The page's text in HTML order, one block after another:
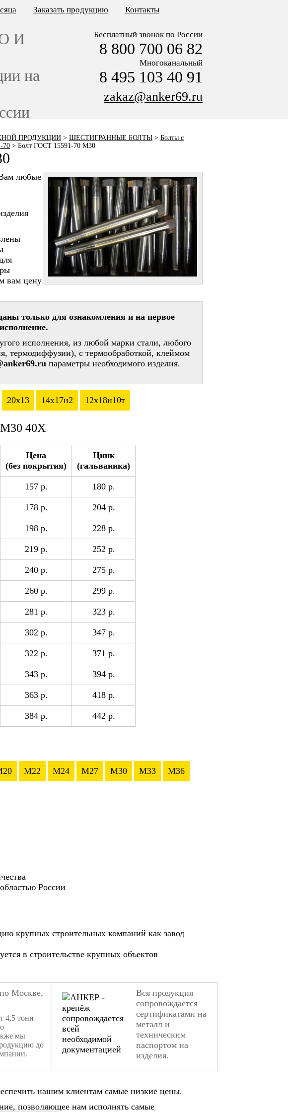
ПРОДУКЦИИ > ШЕСТИГРАННЫЕ БОЛТЫ > Болты с
70 > Болт ГОСТ 15591-70 M30
любые
вам цену
только для ознакомления и на первое
исполнение.
исполнения, из любой марки стали, любого
термодиффузии), с термообработкой, клеймом
параметры необходимого изделия.
20х13 14х17н2 12х18н10т
40Х
Цена
(без покрытия)
Цинк
(гальваника)
157 р. 180 р.
178 р. 204 р.
198 р. 228 р.
219 р. 252 р.
240 р. 275 р.
260 р. 299 р.
281 р. 323 р.
302 р. 347 р.
322 р. 371 р.
343 р. 394 р.
363 р. 418 р.
384 р. 442 р.
M22 M24 M27 M30 M33 M36
России
крупных строительных компаний как завод
в строительстве крупных объектов
Москве,
4,5 тонн
мы
до
Вся продукция
сопровождается
сертификатами на
металл и
техническим
паспортом на
изделия.
нашим клиентам самые низкие цены.
позволяющее нам исполнять самые
Заказать продукцию Контакты
И
на
Бесплатный звонок по России
8 800 700 06 82
Многоканальный
8 495 103 40 91
zakaz@anker69.ru